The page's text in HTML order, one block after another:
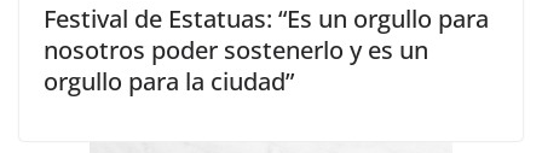
Festival de Estatuas: “Es un orgullo para
nosotros poder sostenerlo y es un
orgullo para la ciudad”